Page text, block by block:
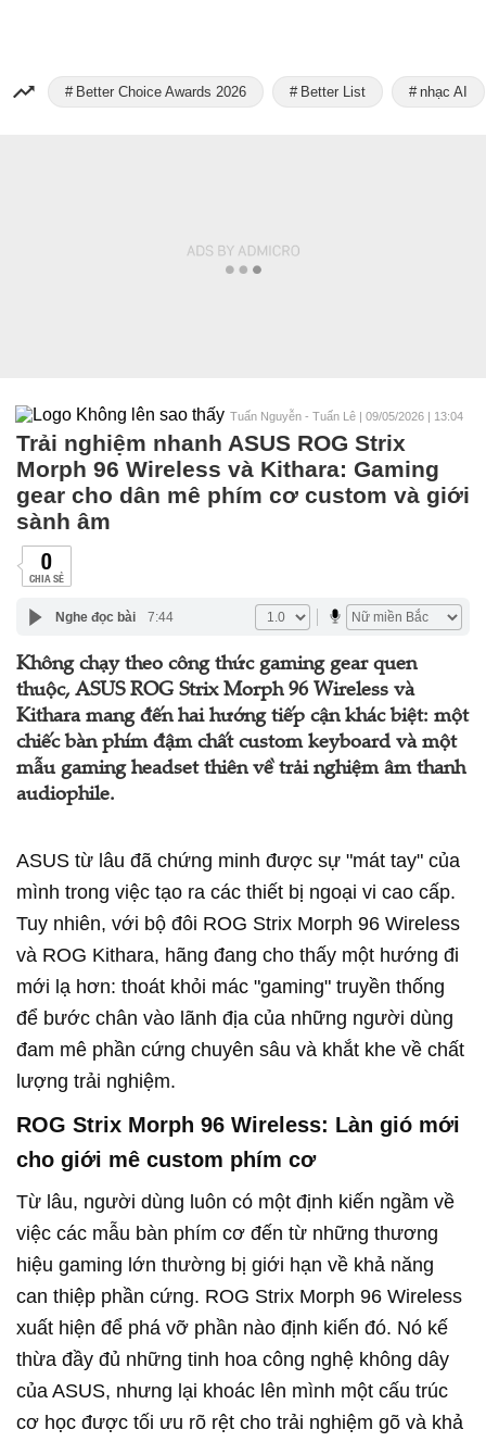
Better Choice Awards 2026 Better List nhạc AI
Tuấn Nguyễn - Tuấn Lê | 09/05/2026 | 13:04
Trải nghiệm nhanh ASUS ROG Strix
Morph 96 Wireless và Kithara: Gaming
gear cho dân mê phím cơ custom và giới
sành âm
0
CHIA SẺ
Nghe đọc bài 7:44
Không chạy theo công thức gaming gear quen
thuộc, ASUS ROG Strix Morph 96 Wireless và
Kithara mang đến hai hướng tiếp cận khác biệt: một
chiếc bàn phím đậm chất custom keyboard và một
mẫu gaming headset thiên về trải nghiệm âm thanh
audiophile.
ASUS từ lâu đã chứng minh được sự "mát tay" của
mình trong việc tạo ra các thiết bị ngoại vi cao cấp.
Tuy nhiên, với bộ đôi ROG Strix Morph 96 Wireless
và ROG Kithara, hãng đang cho thấy một hướng đi
mới lạ hơn: thoát khỏi mác "gaming" truyền thống
để bước chân vào lãnh địa của những người dùng
đam mê phần cứng chuyên sâu và khắt khe về chất
lượng trải nghiệm.
ROG Strix Morph 96 Wireless: Làn gió mới
cho giới mê custom phím cơ
Từ lâu, người dùng luôn có một định kiến ngầm về
việc các mẫu bàn phím cơ đến từ những thương
hiệu gaming lớn thường bị giới hạn về khả năng
can thiệp phần cứng. ROG Strix Morph 96 Wireless
xuất hiện để phá vỡ phần nào định kiến đó. Nó kế
thừa đầy đủ những tinh hoa công nghệ không dây
của ASUS, nhưng lại khoác lên mình một cấu trúc
cơ học được tối ưu rõ rệt cho trải nghiệm gõ và khả